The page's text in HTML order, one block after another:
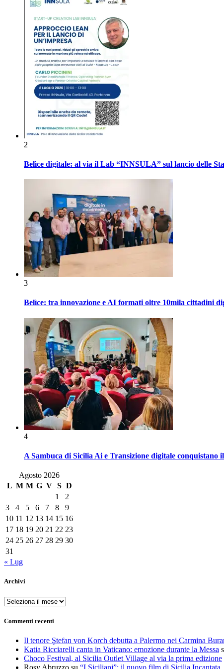
2
Belìce digitale: al via il Lab “INNSULA” sul lancio delle
3
Belìce: tra innovazione e AI formati oltre 10mila cittadini
4
A Sambuca di Sicilia Ai e Transizione digitale
Agosto 2026
L M M G V S D
1
2
3
4 5 6 7 8
9
10 11 12 13 14 15 16
17 18 19 20 21 22 23
24 25 26 27 28 29 30
31
« Lug
Archivi
Archivi
Commenti recenti
Il tenore Ştefan von Korch debutta a Palermo nei Carmina
Katia Ricciarelli canta in Vaticano: emozione durante la Messa
Choco Festival, al Sicilia Outlet Village al via la prima edizione
Rosy Abruzzo su “I Siciliani”: il nuovo film di Sicilia Incantata